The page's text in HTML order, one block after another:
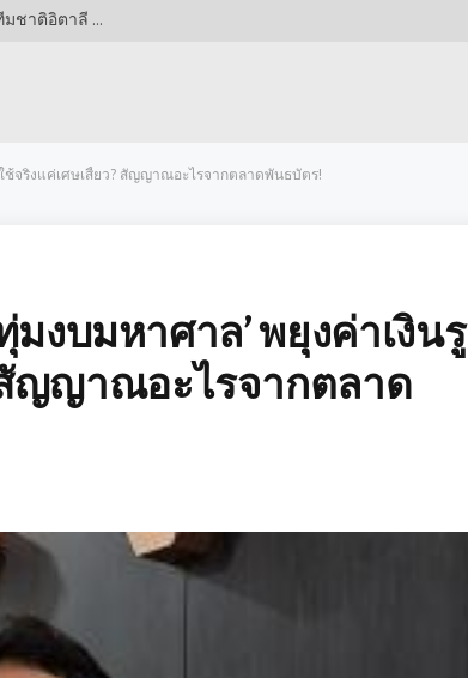
พลิกโผ! ปีศาจแดงเปลี่ยนแผนล่าแข้งใหม่ เล็งปราการหลังทีมชาติอิตาลี ค่าตัวมหาศาล สวนทางหัวหอกดัตช์จ่อโบกมือลาโอลด์แทรฟฟอร์ด
ช้จริงแค่เศษเสี้ยว? สัญญาณอะไรจากตลาดพันธบัตร!
มงบมหาศาล’ พยุงค่าเงินรู
สัญญาณอะไรจากตลาด